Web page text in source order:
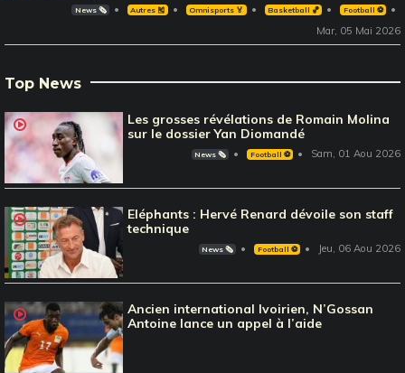
News 🗞️ Autres 🎽 Omnisports 🏅 Basketball 🏀 Football ⚽️
Mar, 05 Mai 2026
Top News
Les grosses révélations de Romain Molina
sur le dossier Yan Diomandé
News 🗞️ Football ⚽️ Sam, 01 Aou 2026
Eléphants : Hervé Renard dévoile son staff
technique
News 🗞️ Football ⚽️ Jeu, 06 Aou 2026
Ancien international Ivoirien, N’Gossan
Antoine lance un appel à l’aide